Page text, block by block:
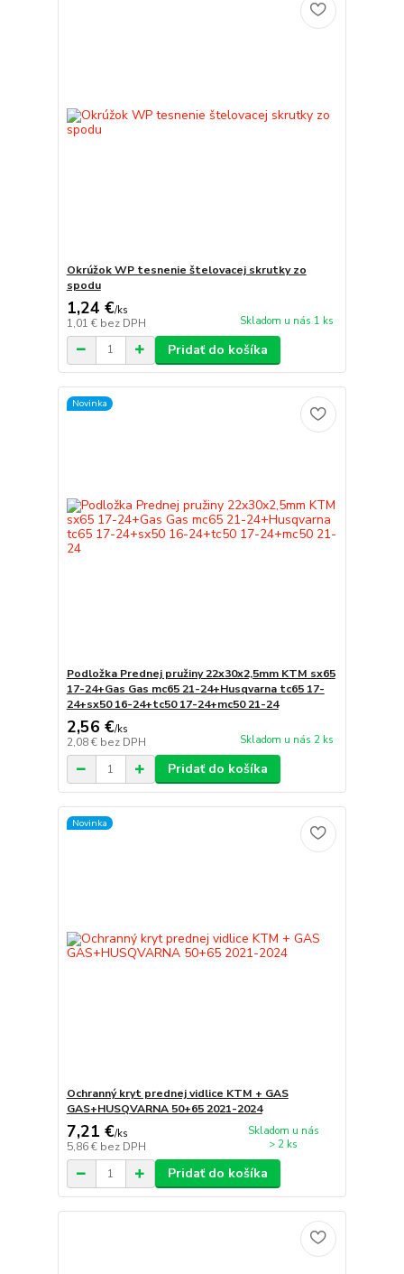
Okrúžok WP tesnenie štelovacej skrutky zo
spodu
1,24 €/ks
1,01 € bez DPH Skladom u nás 1 ks
Pridať do košíka
Novinka
Podložka Prednej pružiny 22x30x2,5mm KTM sx65
17-24+Gas Gas mc65 21-24+Husqvarna tc65 17-
24+sx50 16-24+tc50 17-24+mc50 21-24
2,56 €/ks
2,08 € bez DPH Skladom u nás 2 ks
Pridať do košíka
Novinka
Ochranný kryt prednej vidlice KTM + GAS
GAS+HUSQVARNA 50+65 2021-2024
7,21 €/ks
5,86 € bez DPH
Skladom u nás
> 2 ks
Pridať do košíka